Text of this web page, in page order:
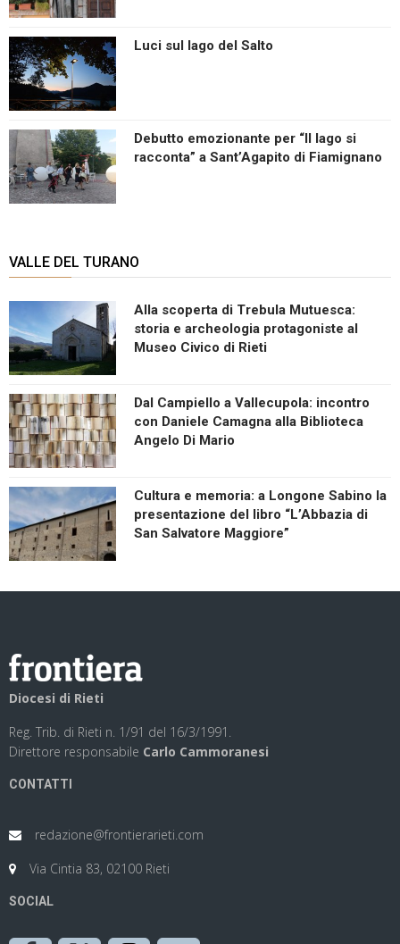
Luci sul lago del Salto
Debutto emozionante per “Il lago si
racconta” a Sant’Agapito di Fiamignano
VALLE DEL TURANO
Alla scoperta di Trebula Mutuesca:
storia e archeologia protagoniste al
Museo Civico di Rieti
Dal Campiello a Vallecupola: incontro
con Daniele Camagna alla Biblioteca
Angelo Di Mario
Cultura e memoria: a Longone Sabino la
presentazione del libro “L’Abbazia di
San Salvatore Maggiore”
Diocesi di Rieti
Reg. Trib. di Rieti n. 1/91 del 16/3/1991.
Direttore responsabile Carlo Cammoranesi
CONTATTI
redazione@frontierarieti.com
Via Cintia 83, 02100 Rieti
SOCIAL